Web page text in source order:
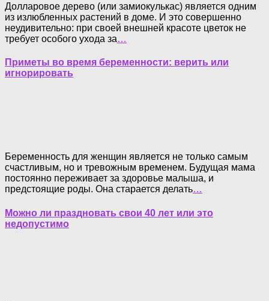
Долларовое дерево (или замиокулькас) является одним
из излюбленных растений в доме. И это совершенно
неудивительно: при своей внешней красоте цветок не
требует особого ухода за…
Приметы во время беременности: верить или
игнорировать
Беременность для женщин является не только самым
счастливым, но и тревожным временем. Будущая мама
постоянно переживает за здоровье малыша, и
предстоящие роды. Она старается делать…
Можно ли праздновать свои 40 лет или это
недопустимо